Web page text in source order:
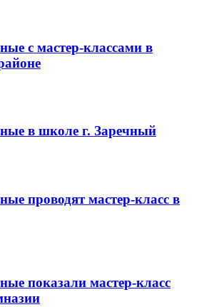
с мастер-классами в
в школе г. Заречный
проводят мастер-класс в
показали мастер-класс